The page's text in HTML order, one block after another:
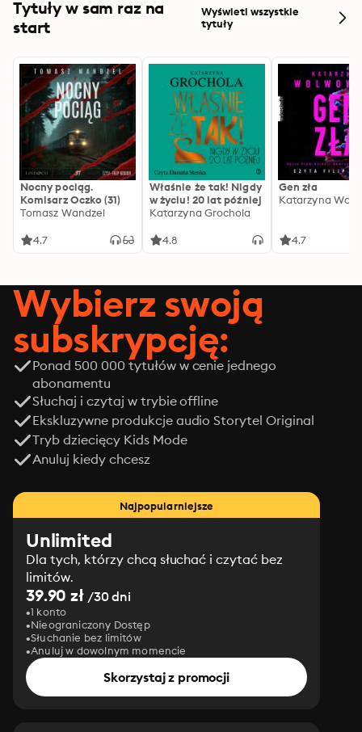
Tytuły w sam raz na
start
Wyświetl wszystkie
tytuły
Nocny pociąg.
Komisarz Oczko (31)
Tomasz Wandzel
4.7
Właśnie że tak! Nigdy
w życiu! 20 lat później
Katarzyna Grochola
4.8
Gen zła
Katarzyna
4.7
Wybierz swoją
subskrypcję:
Ponad 500 000 tytułów w cenie jednego
abonamentu
Słuchaj i czytaj w trybie offline
Ekskluzywne produkcje audio Storytel Original
Tryb dziecięcy Kids Mode
Anuluj kiedy chcesz
Najpopularniejsze
Unlimited
Dla tych, którzy chcą słuchać i czytać bez
limitów.
39.90 zł/30 dni
1 konto
Nieograniczony Dostęp
Słuchanie bez limitów
Anuluj w dowolnym momencie
Skorzystaj z promocji